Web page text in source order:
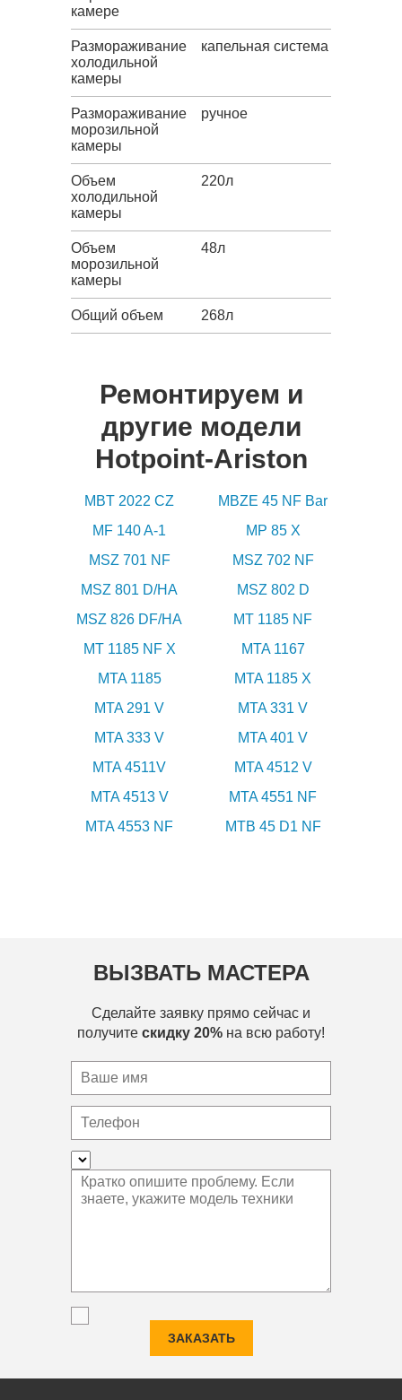
камере
Размораживание
холодильной
камеры
капельная система
Размораживание
морозильной
камеры
ручное
Объем
холодильной
камеры
220л
Объем
морозильной
камеры
48л
Общий объем 268л
Ремонтируем и
другие модели
Hotpoint-Ariston
MBT 2022 CZ
MBZE 45 NF Bar
MF 140 A-1
MP 85 X
MSZ 701 NF
MSZ 702 NF
MSZ 801 D/HA
MSZ 802 D
MSZ 826 DF/HA
MT 1185 NF
MT 1185 NF X
MTA 1167
MTA 1185
MTA 1185 X
MTA 291 V
MTA 331 V
MTA 333 V
MTA 401 V
MTA 4511V
MTA 4512 V
MTA 4513 V
MTA 4551 NF
MTA 4553 NF
MTB 45 D1 NF
ВЫЗВАТЬ МАСТЕРА
Сделайте заявку прямо сейчас и
получите скидку 20% на всю работу!
ЗАКАЗАТЬ